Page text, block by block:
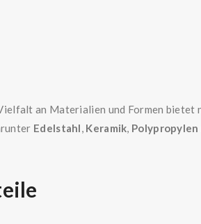
an Materialien und Formen bietet
Edelstahl, Keramik, Polypropylen